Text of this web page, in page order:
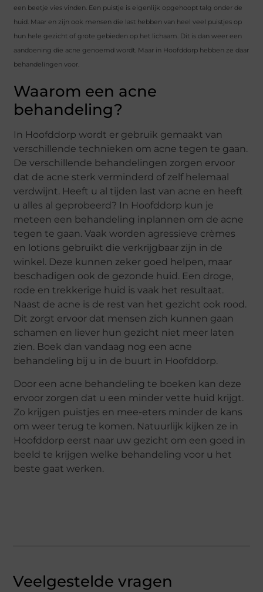
een beetje vies vinden. Een puistje is eigenlijk opgehoopt talg onder de
huid. Maar en zijn ook mensen die last hebben van heel veel puistjes op
hun hele gezicht of grote gebieden op het lichaam. Dit is dan weer een
aandoening die acne genoemd wordt. Maar in Hoofddorp hebben ze daar
behandelingen voor.
Waarom een acne
behandeling?
In Hoofddorp wordt er gebruik gemaakt van
verschillende technieken om acne tegen te gaan.
De verschillende behandelingen zorgen ervoor
dat de acne sterk verminderd of zelf helemaal
verdwijnt. Heeft u al tijden last van acne en heeft
u alles al geprobeerd? In Hoofddorp kun je
meteen een behandeling inplannen om de acne
tegen te gaan. Vaak worden agressieve crèmes
en lotions gebruikt die verkrijgbaar zijn in de
winkel. Deze kunnen zeker goed helpen, maar
beschadigen ook de gezonde huid. Een droge,
rode en trekkerige huid is vaak het resultaat.
Naast de acne is de rest van het gezicht ook rood.
Dit zorgt ervoor dat mensen zich kunnen gaan
schamen en liever hun gezicht niet meer laten
zien. Boek dan vandaag nog een acne
behandeling bij u in de buurt in Hoofddorp.
Door een acne behandeling te boeken kan deze
ervoor zorgen dat u een minder vette huid krijgt.
Zo krijgen puistjes en mee-eters minder de kans
om weer terug te komen. Natuurlijk kijken ze in
Hoofddorp eerst naar uw gezicht om een goed in
beeld te krijgen welke behandeling voor u het
beste gaat werken.
Veelgestelde vragen